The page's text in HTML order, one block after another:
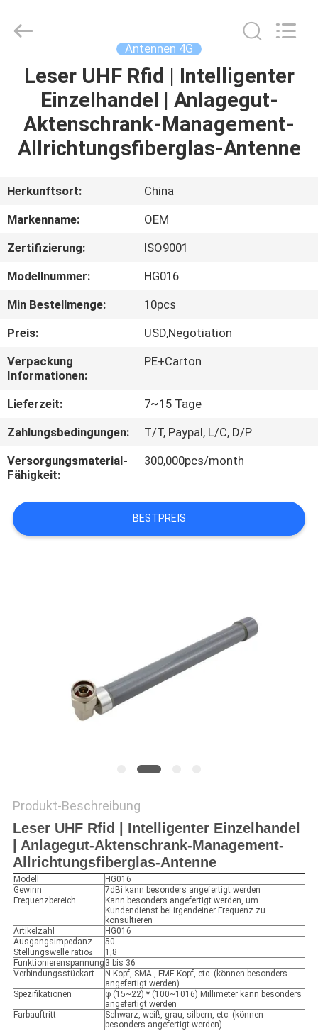
HAUS
PRODUKTE
UNS
AUSFLUG
QUALITÄTSKONTROLLE
TRETEN
SIE
MIT
UNS
VERBINDUNG
NACHRICHTEN
Fournisseur.
Copyright
highgain-
antenna.com.
Reserved.
Antennen 4G
Leser UHF Rfid | Intelligenter
Einzelhandel | Anlagegut-
Aktenschrank-Management-
Allrichtungsfiberglas-Antenne
Herkunftsort:
China
Markenname:
OEM
Zertifizierung:
ISO9001
Modellnummer:
HG016
Min Bestellmenge:
10pcs
Preis:
USD,Negotiation
Verpackung
Informationen:
PE+Carton
Lieferzeit:
7~15 Tage
Zahlungsbedingungen:
T/T, Paypal, L/C, D/P
Versorgungsmaterial-
Fähigkeit:
300,000pcs/month
BESTPREIS
Produkt-Beschreibung
Leser UHF Rfid | Intelligenter Einzelhandel
| Anlagegut-Aktenschrank-Management-
Allrichtungsfiberglas-Antenne
Modell
HG016
Gewinn
7dBi kann besonders angefertigt werden
Frequenzbereich
Kann besonders angefertigt werden, um
Kundendienst bei irgendeiner Frequenz zu
konsultieren
Artikelzahl
HG016
Ausgangsimpedanz
50
Stellungswelle ratio≤
1,8
Funktionierenspannung 3 bis 36
Verbindungsstückart
N-Kopf, SMA-, FME-Kopf, etc. (können besonders
angefertigt werden)
Spezifikationen
φ (15~22) * (100~1016) Millimeter kann besonders
angefertigt werden
Farbauftritt
Schwarz, weiß, grau, silbern, etc. (können
besonders angefertigt werden)